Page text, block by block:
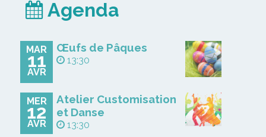
Agenda
MAR
11
AVR
Œufs de Pâques
13:30
MER
12
AVR
Atelier Customisation
et Danse
13:30